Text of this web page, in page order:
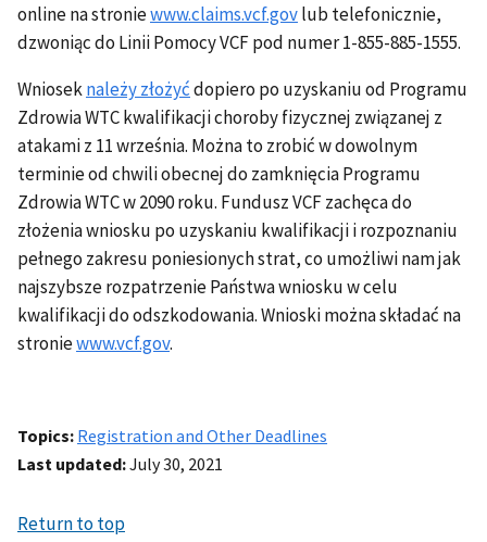
online na stroniewww.claims.vcf.govlub telefonicznie,
dzwoniąc do Linii Pomocy VCF pod numer 1-855-885-1555.
Wnioseknależy złożyćdopiero po uzyskaniu od Programu
Zdrowia WTC kwalifikacji choroby fizycznej związanej z
atakami z 11 września. Można to zrobić w dowolnym
terminie od chwili obecnej do zamknięcia Programu
Zdrowia WTC w 2090 roku. Fundusz VCF zachęca do
złożenia wniosku po uzyskaniu kwalifikacji i rozpoznaniu
pełnego zakresu poniesionych strat, co umożliwi nam jak
najszybsze rozpatrzenie Państwa wniosku w celu
kwalifikacji do odszkodowania. Wnioski można składać na
stroniewww.vcf.gov.
Topics Registration and Other Deadlines
Last updated July 30, 2021
Return to top